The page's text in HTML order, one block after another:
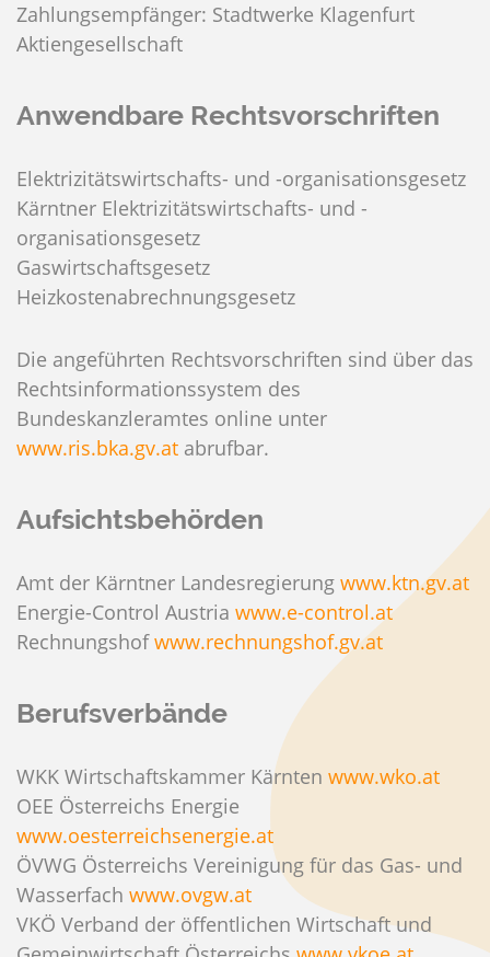
Zahlungsempfänger: Stadtwerke Klagenfurt
Aktiengesellschaft
Anwendbare Rechtsvorschriften
Elektrizitätswirtschafts- und -organisationsgesetz
Kärntner Elektrizitätswirtschafts- und -
organisationsgesetz
Gaswirtschaftsgesetz
Heizkostenabrechnungsgesetz
Die angeführten Rechtsvorschriften sind über das
Rechtsinformationssystem des
Bundeskanzleramtes online unter
www.ris.bka.gv.at abrufbar.
Aufsichtsbehörden
Amt der Kärntner Landesregierung www.ktn.gv.at
Energie-Control Austria www.e-control.at
Rechnungshofwww.rechnungshof.gv.at
Berufsverbände
WKK Wirtschaftskammer Kärnten www.wko.at
OEE Österreichs Energie
www.oesterreichsenergie.at
ÖVWG Österreichs Vereinigung für das Gas- und
Wasserfach www.ovgw.at
VKÖ Verband der öffentlichen Wirtschaft und